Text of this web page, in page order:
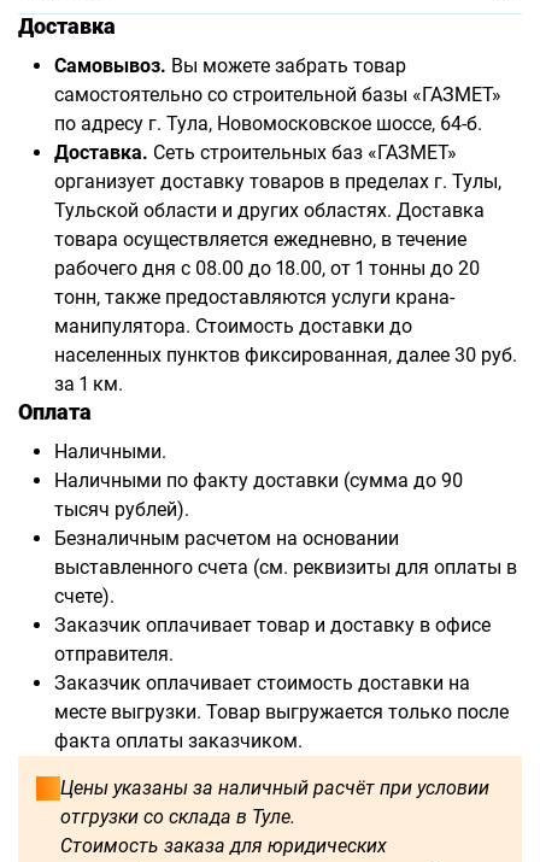
Доставка
Самовывоз. Вы можете забрать товар
самостоятельно со строительной базы «ГАЗМЕТ»
по адресу г. Тула, Новомосковское шоссе, 64-б.
Доставка. Сеть строительных баз «ГАЗМЕТ»
организует доставку товаров в пределах г. Тулы,
Тульской области и других областях. Доставка
товара осуществляется ежедневно, в течение
рабочего дня с 08.00 до 18.00, от 1 тонны до 20
тонн, также предоставляются услуги крана-
манипулятора. Стоимость доставки до
населенных пунктов фиксированная, далее 30 руб.
за 1 км.
Оплата
Наличными.
Наличными по факту доставки (сумма до 90
тысяч рублей).
Безналичным расчетом на основании
выставленного счета (см. реквизиты для оплаты в
счете).
Заказчик оплачивает товар и доставку в офисе
отправителя.
Заказчик оплачивает стоимость доставки на
месте выгрузки. Товар выгружается только после
факта оплаты заказчиком.
Цены указаны за наличный расчёт при условии
отгрузки со склада в Туле.
Стоимость заказа для юридических
1750 1800 2000 2250
3000 3250
3500 3750 4000 4250